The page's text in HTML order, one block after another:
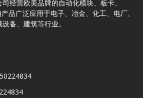
经营欧美品牌的自动化模块、板卡、
品广泛应用于电子、冶金、化工、电厂、
备、建筑等行业。